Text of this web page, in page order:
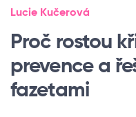
Lucie Kučerová
Proč rostou
prevence a
fazetami